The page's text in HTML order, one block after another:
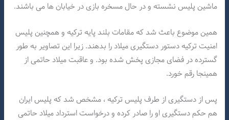
ماشین پلیس نشسته و در حال مسخره بازی در خیابان ها می باشند.
همین موضوع باعث شد که مقامات بلند پایه ترکیه و همچنین پلیس
امنیت ترکیه دستور دستگیری میلاد را بدهند. زیرا این تصاویر به طور
گسترده در فضای مجازی پخش شده بود. و عاقبت میلاد حاتمی از
همینجا رقم خورد.
پس از دستگیری از طرف پلیس ترکیه ، مشخص شد که پلیس ایران
هم حکم دستگیری او را صادر کرده و درخواست استرداد میلاد حاتمی